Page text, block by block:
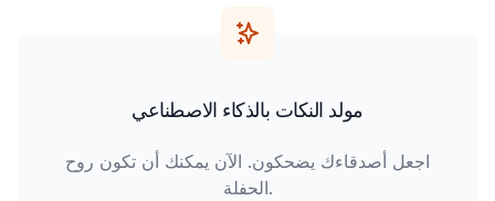
مولد النكات بالذكاء الاصطناعي
اجعل أصدقاءك يضحكون. الآن يمكنك أن تكون روح
الحفلة.